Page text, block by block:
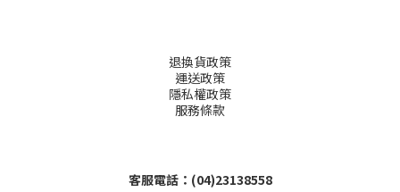
退換貨政策
運送政策
隱私權政策
服務條款
客服電話：(04)23138558